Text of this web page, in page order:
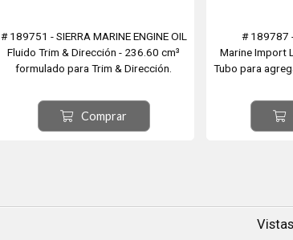
# 189751 - SIERRA MARINE ENGINE OIL
Fluido Trim & Dirección - 236.60 cm³
formulado para Trim & Dirección.
aditivos anti-espuma garantizan un flujo
uniforme con una contaminación
reducida del aire en sistemas
Comprar
# 189787 -
Marine Import
Tubo para
Para el
valvulina. Ideal
Con